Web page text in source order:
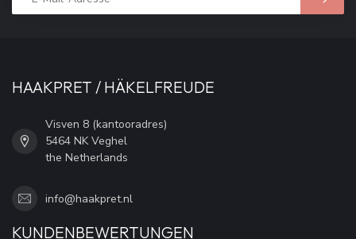
HAAKPRET / HÄKELFREUDE
Visven 8 (kantooradres)
5464 NK Veghel
the Netherlands
info@haakpret.nl
KUNDENBEWERTUNGEN